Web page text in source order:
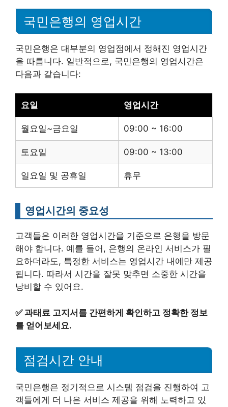
국민은행의 영업시간
국민은행은 대부분의 영업점에서 정해진 영업시간
을 따릅니다. 일반적으로, 국민은행의 영업시간은
다음과 같습니다:
요일 영업시간
월요일~금요일 09:00 ~ 16:00
토요일 09:00 ~ 13:00
일요일 및 공휴일 휴무
영업시간의 중요성
고객들은 이러한 영업시간을 기준으로 은행을 방문
해야 합니다. 예를 들어, 은행의 온라인 서비스가 필
요하더라도, 특정한 서비스는 영업시간 내에만 제공
됩니다. 따라서 시간을 잘못 맞추면 소중한 시간을
낭비할 수 있어요.
✅과태료 고지서를 간편하게 확인하고 정확한 정보
를 얻어보세요.
점검시간 안내
국민은행은 정기적으로 시스템 점검을 진행하여 고
객들에게 더 나은 서비스 제공을 위해 노력하고 있